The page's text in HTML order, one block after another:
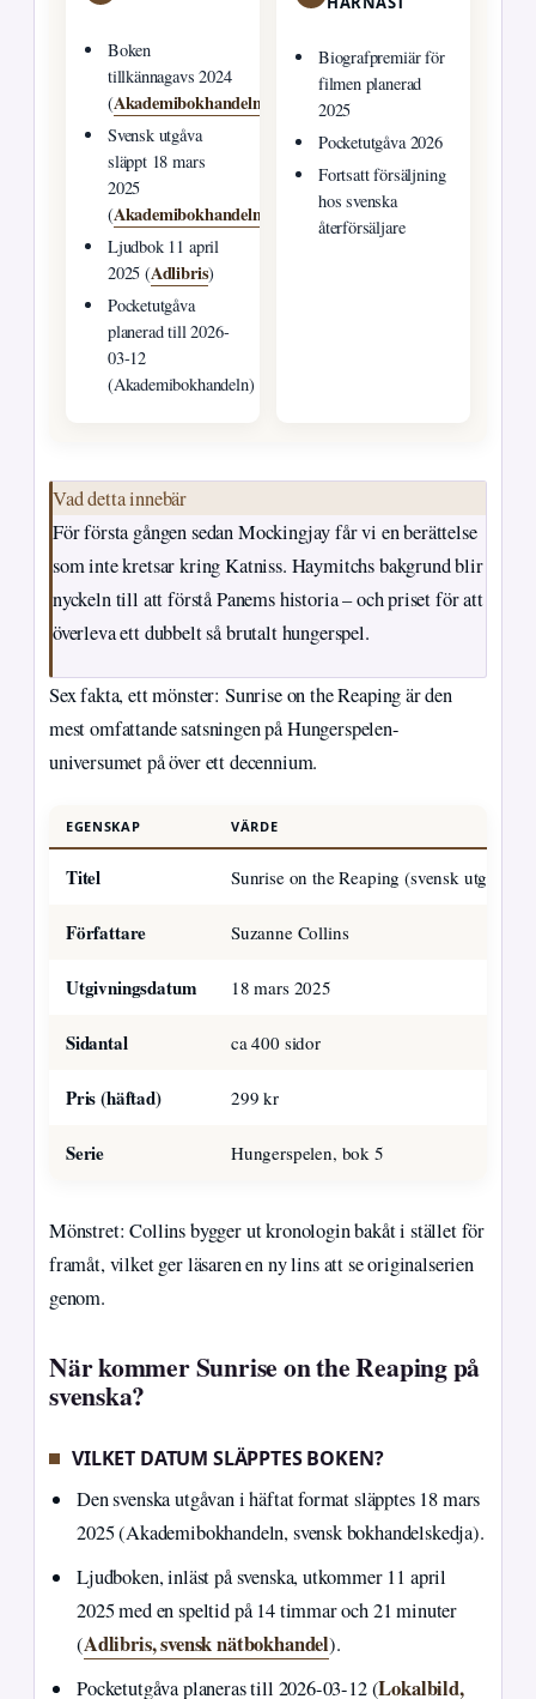
Boken
tillkännagavs 2024
(Akademibokhandeln
Svensk utgåva
släppt 18 mars
2025
(Akademibokhandeln
Ljudbok 11 april
2025 (Adlibris)
Pocketutgåva
planerad till 2026-
03-12
(Akademibokhandeln)
Biografpremiär för
filmen planerad
2025
Pocketutgåva 2026
Fortsatt försäljning
hos svenska
återförsäljare
Vad detta innebär
För första gången sedan Mockingjay får vi en berättelse
som inte kretsar kring Katniss. Haymitchs bakgrund blir
nyckeln till att förstå Panems historia – och priset för att
överleva ett dubbelt så brutalt hungerspel.
Sex fakta, ett mönster: Sunrise on the Reaping är den
mest omfattande satsningen på Hungerspelen-
universumet på över ett decennium.
EGENSKAP VÄRDE
Titel Sunrise on the Reaping (svensk utgåva)
Författare Suzanne Collins
Utgivningsdatum 18 mars 2025
Sidantal ca 400 sidor
Pris (häftad) 299 kr
Serie Hungerspelen, bok 5
Mönstret: Collins bygger ut kronologin bakåt i stället för
framåt, vilket ger läsaren en ny lins att se originalserien
genom.
När kommer Sunrise on the Reaping på
svenska?
VILKET DATUM SLÄPPTES BOKEN?
Den svenska utgåvan i häftat format släpptes 18 mars
2025 (Akademibokhandeln, svensk bokhandelskedja).
Ljudboken, inläst på svenska, utkommer 11 april
2025 med en speltid på 14 timmar och 21 minuter
(Adlibris, svensk nätbokhandel).
Pocketutgåva planeras till 2026-03-12 (Lokalbild,